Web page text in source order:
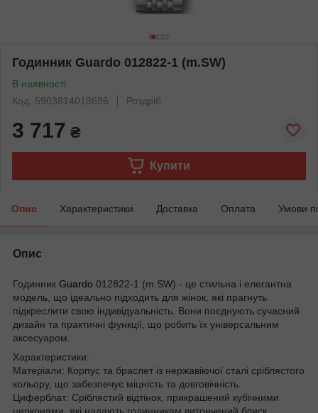
Годинник Guardo 012822-1 (m.SW)
В наявності
Код: 5903814018696
Роздріб
3 717 ₴
Купити
Опис Характеристики Доставка Оплата Умови
Опис
Годинник Guardo 012822-1 (m.SW) - це стильна і елегантна
модель, що ідеально підходить для жінок, які прагнуть
підкреслити свою індивідуальність. Вони поєднують сучасний
дизайн та практичні функції, що робить їх універсальним
аксесуаром.
Характеристики:
Матеріали: Корпус та браслет із нержавіючої сталі сріблястого
кольору, що забезпечує міцність та довговічність.
Циферблат: Сріблястий відтінок, прикрашений кубічними
цирконами, які надають годинникам витончений блиск.